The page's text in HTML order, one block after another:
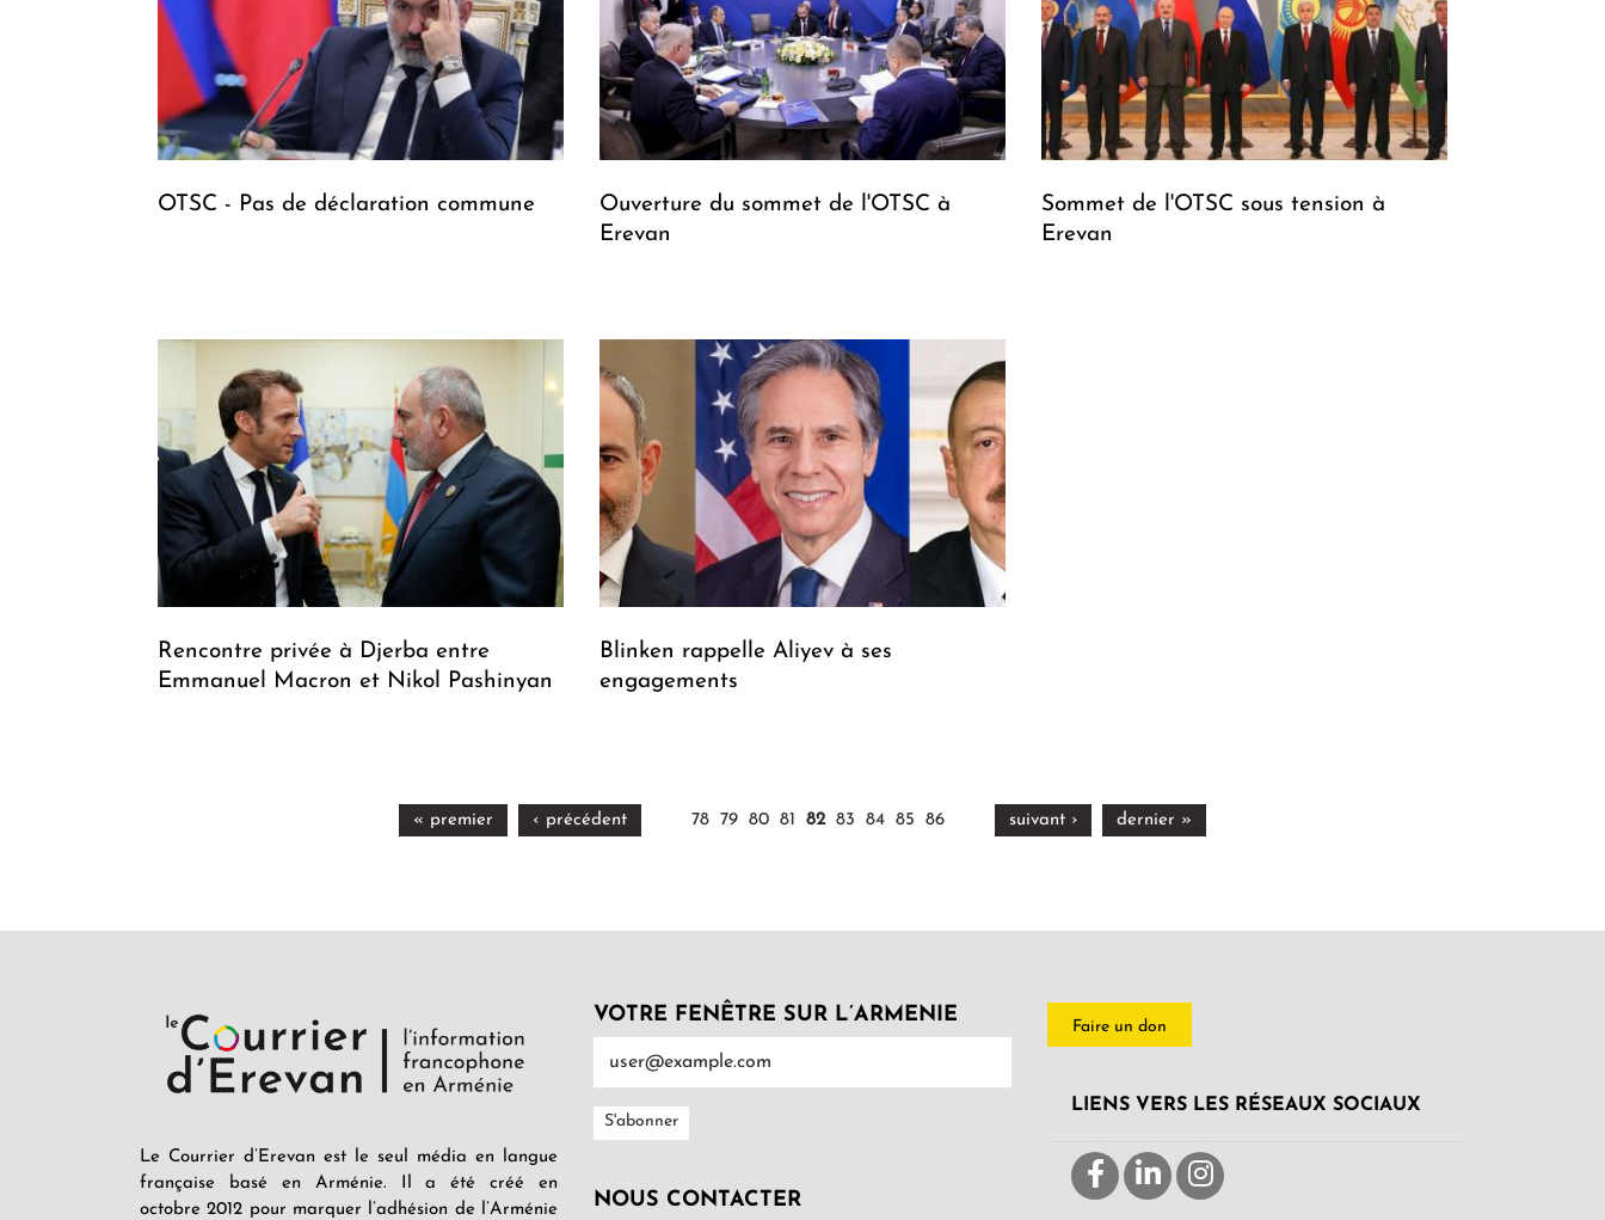
OTSC - Pas de déclaration commune
Ouverture du sommet de l'OTSC à
Erevan
Sommet de l'OTSC sous tension à
Erevan
Rencontre privée à Djerba entre
Emmanuel Macron et Nikol Pashinyan
Blinken rappelle Aliyev à ses
engagements
« premier ‹ précédent 78 79 80 81 82 83 84 85 86 suivant › dernier »
Le Courrier d’Erevan est le seul média en langue
française basé en Arménie. Il a été créé en
octobre 2012 pour marquer l’adhésion de l’Arménie
VOTRE FENÊTRE SUR L’ARMENIE
NOUS CONTACTER
Faire un don
LIENS VERS LES RÉSEAUX SOCIAUX